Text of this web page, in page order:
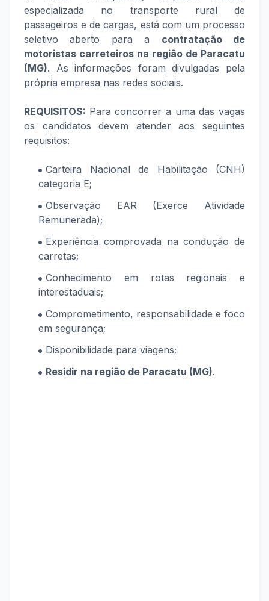
especializada no transporte rural de
passageiros e de cargas, está com um processo
seletivo aberto para a contratação de
motoristas carreteiros na região de Paracatu
(MG). As informações foram divulgadas pela
própria empresa nas redes sociais.
REQUISITOS: Para concorrer a uma das vagas
os candidatos devem atender aos seguintes
requisitos:
Carteira Nacional de Habilitação (CNH)
categoria E;
Observação EAR (Exerce Atividade
Remunerada);
Experiência comprovada na condução de
carretas;
Conhecimento em rotas regionais e
interestaduais;
Comprometimento, responsabilidade e foco
em segurança;
Disponibilidade para viagens;
Residir na região de Paracatu (MG).